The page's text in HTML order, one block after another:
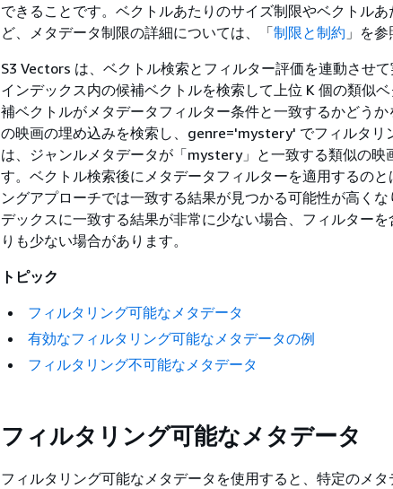
できることです。ベクトルあたりのサイズ制限やベクトル
ど、メタデータ制限の詳細については、「制限と制約 」を
S3 Vectors は、ベクトル検索とフィルター評価を連動させて
インデックス内の候補ベクトルを検索して上位 K 個の類似
補ベクトルがメタデータフィルター条件と一致するかどう
の映画の埋め込みを検索し、genre='mystery' でフィルタリ
は、ジャンルメタデータが「mystery」と一致する類似の映
す。ベクトル検索後にメタデータフィルターを適用するの
ングアプローチでは一致する結果が見つかる可能性が高く
デックスに一致する結果が非常に少ない場合、フィルター
りも少ない場合があります。
トピック
フィルタリング可能なメタデータ
有効なフィルタリング可能なメタデータの例
フィルタリング不可能なメタデータ
フィルタリング可能なメタデータ
フィルタリング可能なメタデータを使用すると、特定のメ